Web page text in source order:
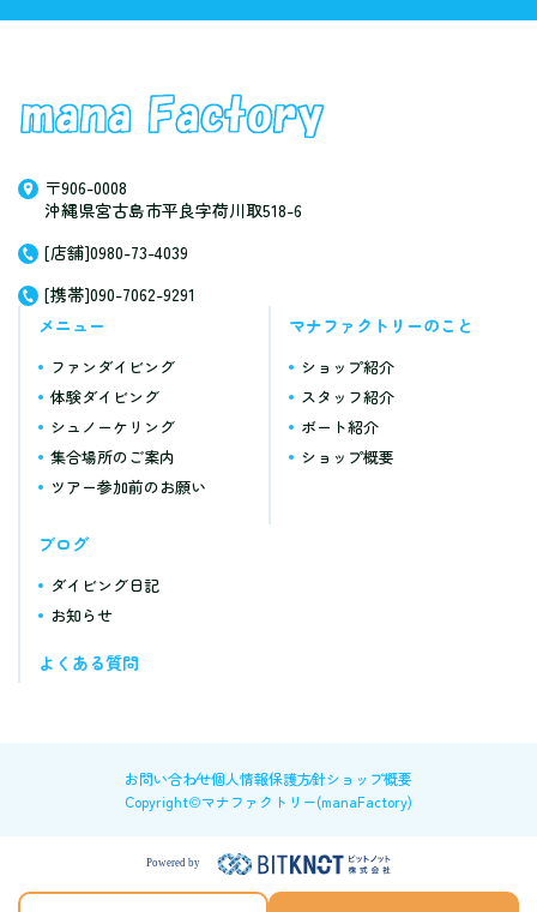
〒906-0008
沖縄県宮古島市平良字荷川取518-6
[店舗]0980-73-4039
[携帯]090-7062-9291
メニュー
ファンダイビング
体験ダイビング
シュノーケリング
集合場所のご案内
ツアー参加前のお願い
マナファクトリーのこと
ショップ紹介
スタッフ紹介
ボート紹介
ショップ概要
ブログ
ダイビング日記
お知らせ
よくある質問
お問い合わせ個人情報保護方針ショップ概要
Copyright©マナファクトリー(manaFactory)